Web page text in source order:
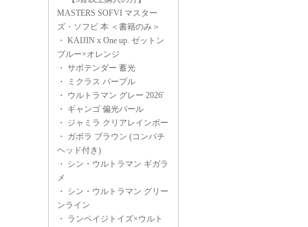
MASTERS SOFVI マスター
ズ・ソフビ 本 ＜書籍のみ＞
・ KAIJIN x One up. ゼットン
ブルー×オレンジ
・ サボテンダー 蓄光
・
ミクラス パープル
・ ウルトラマン グレー 2026'
・ ギャンゴ 偏光パール
・ ジャミラ クリアレインボー
・ ガボラ ブラウン (コンパチ
ヘッド付き)
・ シン・ウルトラマン ギガラ
メ
・ シン・ウルトラマン グリー
ンライン
・ ランペイジトイズ×ウルト